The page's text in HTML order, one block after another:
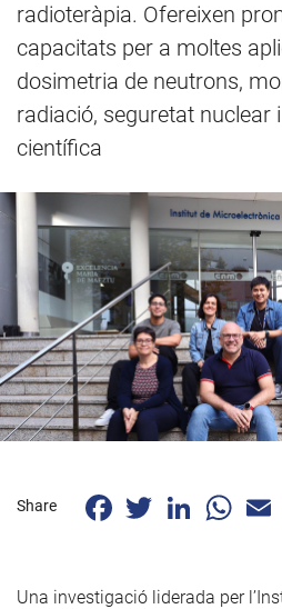
radioteràpia. Ofereixen
capacitats per a moltes
dosimetria de neutrons,
radiació, seguretat nuclear
científica
Share FacebookTwitterLinkedIn
Una investigació liderada per